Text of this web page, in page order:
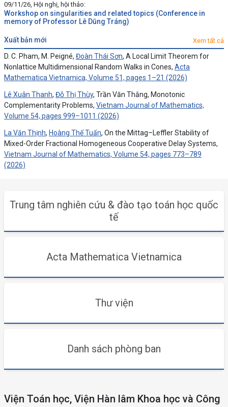
09/11/26, Hội nghị, hội thảo:
Workshop on singularities and related topics (Conference in
memory of Professor Lê Dũng Tráng)
xuất bản mới Xem tất cả
D. C. Pham, M. Peigné, Đoàn Thái Sơn, A Local Limit Theorem for
Nonlattice Multidimensional Random Walks in Cones, Acta
Mathematica Vietnamica, Volume 51, pages 1–21 (2026)
Lê Xuân Thanh, Đỗ Thị Thùy, Trần Văn Thắng, Monotonic
Complementarity Problems, Vietnam Journal of Mathematics,
Volume 54, pages 999–1011 (2026)
La Văn Thịnh, Hoàng Thế Tuấn, On the Mittag–Leffler Stability of
Mixed-Order Fractional Homogeneous Cooperative Delay Systems,
Vietnam Journal of Mathematics, Volume 54, pages 773–789
(2026)
Trung tâm nghiên cứu & đào tạo toán học quốc
tế
Acta Mathematica Vietnamica
Thư viện
Danh sách phòng ban
Viện Toán học, Viện Hàn lâm Khoa học và Công